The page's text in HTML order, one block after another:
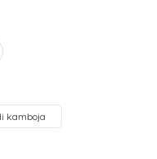
kamboja